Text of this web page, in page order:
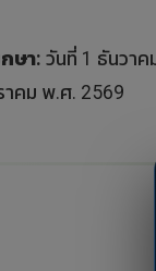
ษา: วันที่ 1 ธันวา
าคม พ.ศ. 2569